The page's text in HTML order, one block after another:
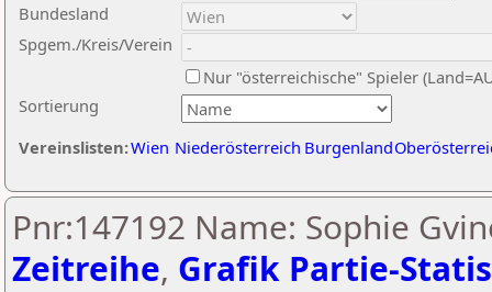
Sortierung
Bundesland
Spgem./Kreis/Verein
Nur "österreichische" Spieler
Vereinslisten:Wien Niederösterreich Burgenland
Pnr:147192 Name: Sophie
Zeitreihe, Grafik Partie-